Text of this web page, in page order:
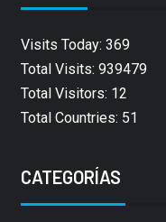
Visits Today: 369
Total Visits: 939479
Total Visitors: 12
Total Countries: 51
CATEGORÍAS